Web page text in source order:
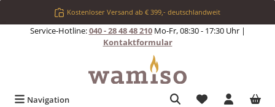
Zum Hauptinhalt springenKostenloser Versand ab € 399,- deutschlandweit
Service-Hotline:040 - 28 48 48 210Mo-Fr, 08:30 - 17:30 Uhr |
Kontaktformular
Navigation Du hast 0